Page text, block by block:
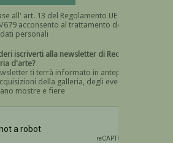
all' art. 13 del Regolamento UE n.
acconsento al trattamento dei
personali
Devi dare il consenso
iscriverti alla newsletter di Recta
d'arte?
ti terrà informato in anteprima
della galleria, degli eventi
mostre e fiere